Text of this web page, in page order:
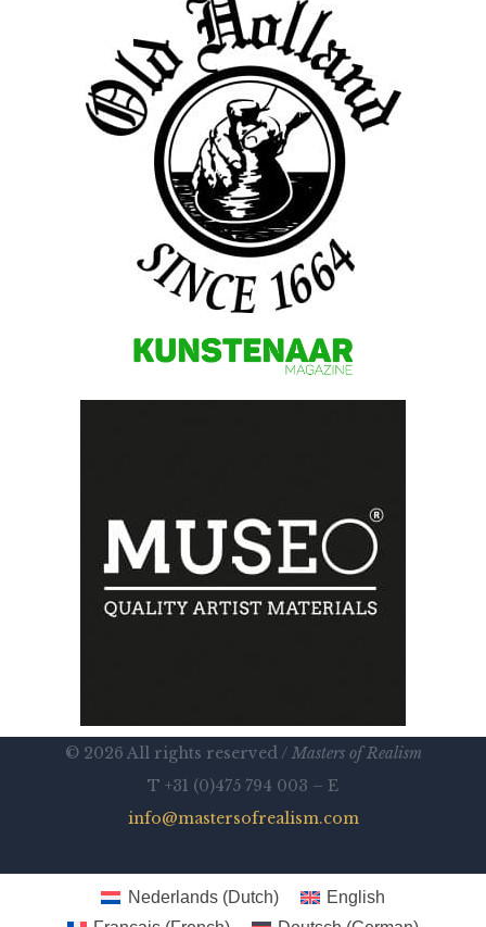
© 2026 All rights reserved / Masters of Realism
T +31 (0)475 794 003 – E
info@mastersofrealism.com
Nederlands(Dutch)
English